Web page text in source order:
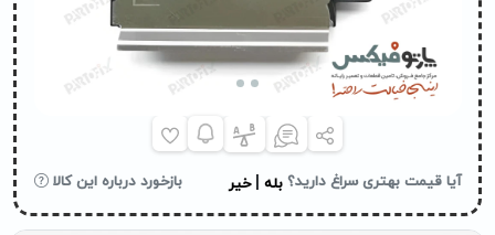
آیا قیمت بهتری سراغ دارید؟ بله خیر بازخورد درباره این کالا